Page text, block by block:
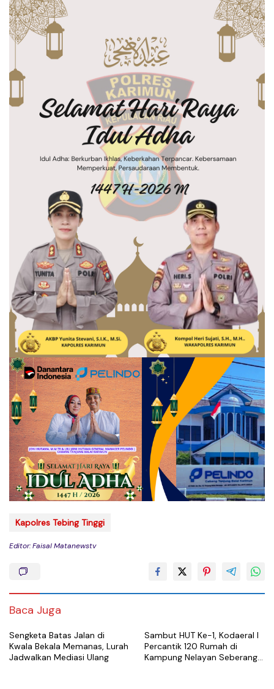
Kapolres Tebing Tinggi
Editor: Faisal Matanewstv
Baca Juga
Sengketa Batas Jalan di
Kwala Bekala Memanas, Lurah
Jadwalkan Mediasi Ulang
Sambut HUT Ke-1, Kodaeral I
Percantik 120 Rumah di
Kampung Nelayan Seberang